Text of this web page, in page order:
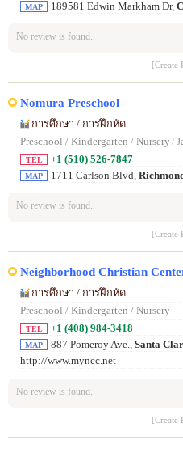
MAP 189581 Edwin Markham Dr,
No review is found.
[Create
Nomura Preschool
การศึกษา / การฝึกหัด
Preschool / Kindergarten / Nursery /
TEL +1 (510) 526-7847
MAP 1711 Carlson Blvd,
No review is found.
[Create
Neighborhood Christian
การศึกษา / การฝึกหัด
Preschool / Kindergarten / Nursery
TEL +1 (408) 984-3418
MAP 887 Pomeroy Ave., Santa
http://www.myncc.net
No review is found.
[Create